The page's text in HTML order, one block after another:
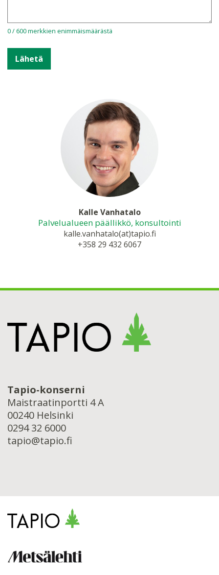
0 / 600 merkkien enimmäismäärästä
Kalle Vanhatalo
Palvelualueen päällikkö, konsultointi
kalle.vanhatalo(at)tapio.fi
+358 29 432 6067
Tapio-konserni
Maistraatinportti 4 A
00240 Helsinki
0294 32 6000
tapio@tapio.fi